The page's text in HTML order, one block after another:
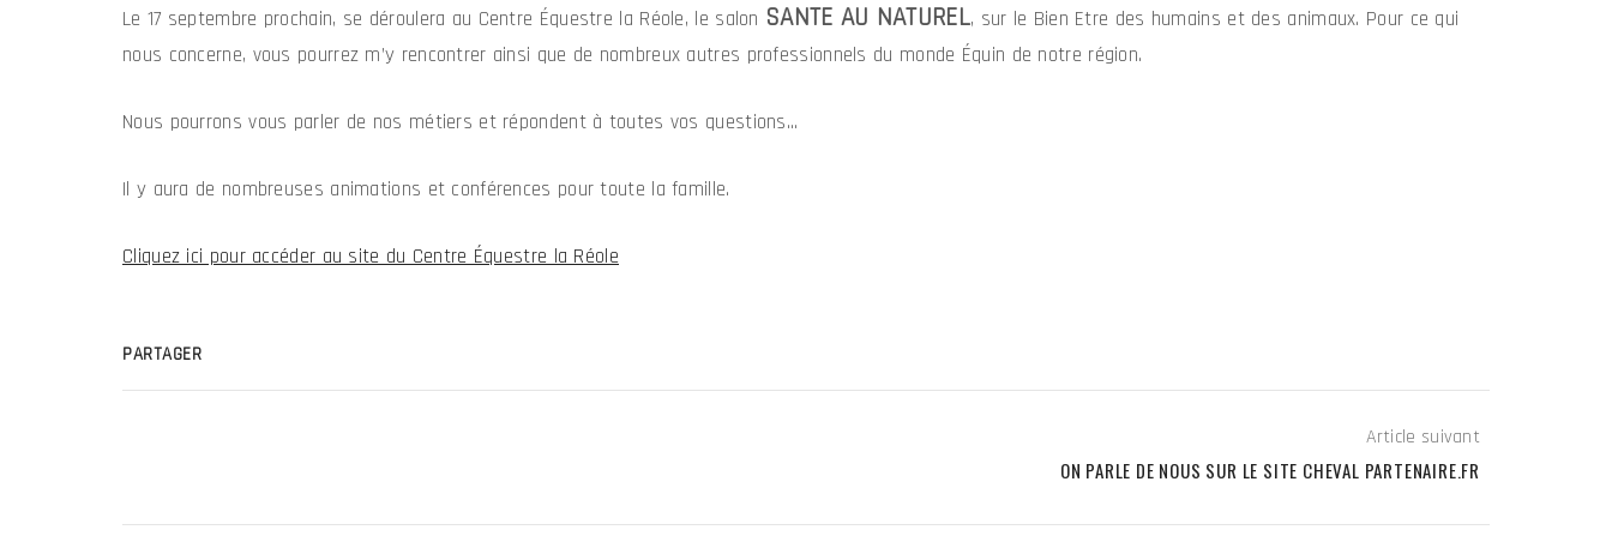
Le 17 septembre prochain, se déroulera au Centre Équestre la Réole, le salon SANTE AU NATUREL, sur le Bien Etre des humains et des animaux. Pour ce qui
nous concerne, vous pourrez m’y rencontrer ainsi que de nombreux autres professionnels du monde Équin de notre région.
Nous pourrons vous parler de nos métiers et répondent à toutes vos questions…
Il y aura de nombreuses animations et conférences pour toute la famille.
Cliquez ici pour accéder au site du Centre Équestre la Réole
PARTAGER
Article suivant
ON PARLE DE NOUS SUR LE SITE CHEVAL PARTENAIRE.FR